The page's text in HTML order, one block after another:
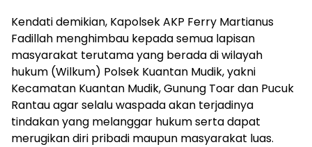
Kendati demikian, Kapolsek AKP Ferry Martianus
Fadillah menghimbau kepada semua lapisan
masyarakat terutama yang berada di wilayah
hukum (Wilkum) Polsek Kuantan Mudik, yakni
Kecamatan Kuantan Mudik, Gunung Toar dan Pucuk
Rantau agar selalu waspada akan terjadinya
tindakan yang melanggar hukum serta dapat
merugikan diri pribadi maupun masyarakat luas.